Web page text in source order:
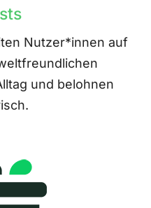
Nutzer*innen auf
und belohnen